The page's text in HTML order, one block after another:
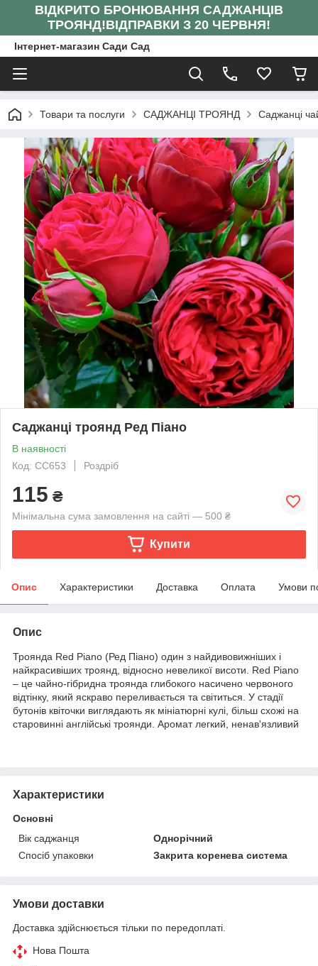
ВІДКРИТО БРОНЮВАННЯ САДЖАНЦІВ
ТРОЯНД!ВІДПРАВКИ З 20 ЧЕРВНЯ!
Інтернет-магазин Сади Сад
Товари та послуги САДЖАНЦІ ТРОЯНД Саджанці
Саджанці троянд Ред Піано
В наявності
Код: СС653
Роздріб
115 ₴
Мінімальна сума замовлення на сайті — 500 ₴
Купити
Опис Характеристики Доставка Оплата Умови
Опис
Троянда Red Piano (Ред Піано) один з найдивовижніших і
найкрасивіших троянд, відносно невеликої висоти. Red Piano
– це чайно-гібридна троянда глибокого насичено червоного
відтінку, який яскраво переливається та світиться. У стадії
бутонів квіточки виглядають як мініатюрні кулі, більш схожі на
старовинні англійські троянди. Аромат легкий, ненав'язливий
Характеристики
Основні
Вік саджанця
Однорічний
Спосіб упаковки
Закрита коренева система
Умови доставки
Доставка здійснюється тільки по передоплаті.
Нова Пошта